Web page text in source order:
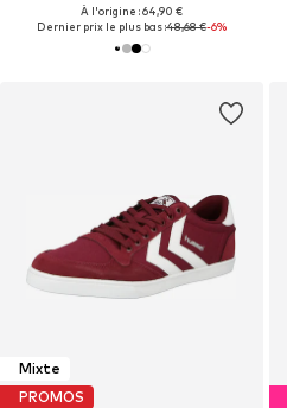
À l'origine : 64,90 €
Dernier prix le plus bas :48,68 €-6%
Mixte
PROMOS